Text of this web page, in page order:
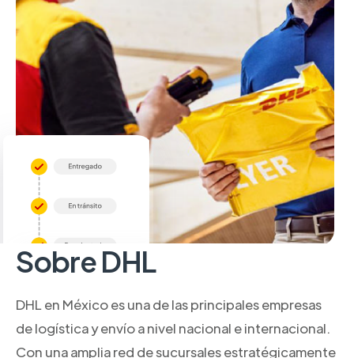
Sobre DHL
DHL en México es una de las principales empresas
de logística y envío a nivel nacional e internacional.
Con una amplia red de sucursales estratégicamente